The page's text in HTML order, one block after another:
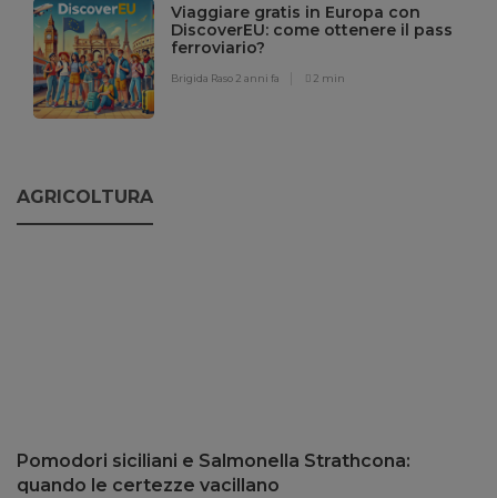
Viaggiare gratis in Europa con
DiscoverEU: come ottenere il pass
ferroviario?
Brigida Raso 2 anni fa 2 min
AGRICOLTURA
Pomodori siciliani e Salmonella Strathcona:
quando le certezze vacillano